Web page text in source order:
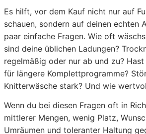
Es hilft, vor dem Kauf nicht nur auf
schauen, sondern auf deinen echten
paar einfache Fragen. Wie oft
sind deine üblichen Ladungen?
regelmäßig oder nur ab und zu?
für längere Komplettprogramme?
Knitterwäsche stark? Und wie
Wenn du bei diesen Fragen oft in
mittlerer Mengen, wenig Platz,
Umräumen und toleranter Haltung